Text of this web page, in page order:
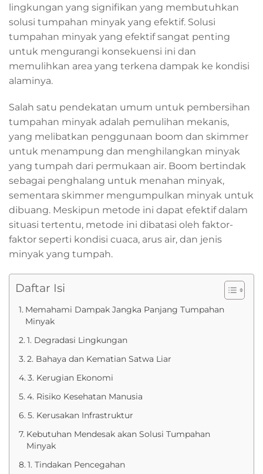
lingkungan yang signifikan yang membutuhkan
solusi tumpahan minyak yang efektif. Solusi
tumpahan minyak yang efektif sangat penting
untuk mengurangi konsekuensi ini dan
memulihkan area yang terkena dampak ke kondisi
alaminya.
Salah satu pendekatan umum untuk pembersihan
tumpahan minyak adalah pemulihan mekanis,
yang melibatkan penggunaan boom dan skimmer
untuk menampung dan menghilangkan minyak
yang tumpah dari permukaan air. Boom bertindak
sebagai penghalang untuk menahan minyak,
sementara skimmer mengumpulkan minyak untuk
dibuang. Meskipun metode ini dapat efektif dalam
situasi tertentu, metode ini dibatasi oleh faktor-
faktor seperti kondisi cuaca, arus air, dan jenis
minyak yang tumpah.
Daftar Isi
Memahami Dampak Jangka Panjang Tumpahan
Minyak
1. Degradasi Lingkungan
2. Bahaya dan Kematian Satwa Liar
3. Kerugian Ekonomi
4. Risiko Kesehatan Manusia
5. Kerusakan Infrastruktur
Kebutuhan Mendesak akan Solusi Tumpahan
Minyak
1. Tindakan Pencegahan